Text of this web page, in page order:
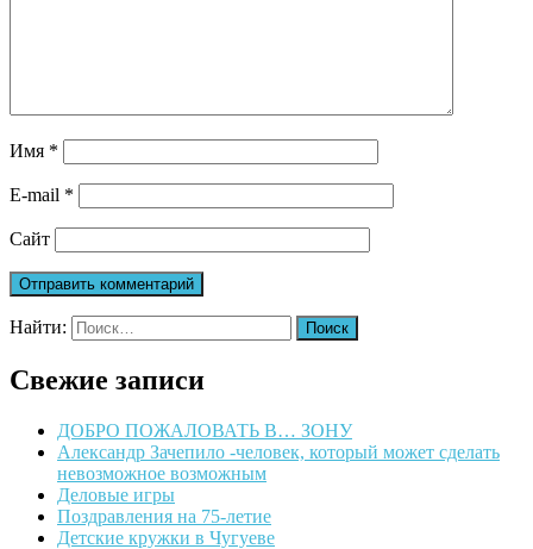
Имя *
E-mail *
Сайт
Найти:
Свежие записи
ДОБРО ПОЖАЛОВАТЬ В… ЗОНУ
Александр Зачепило -человек, который может сделать
невозможное возможным
Деловые игры
Поздравления на 75-летие
Детские кружки в Чугуеве